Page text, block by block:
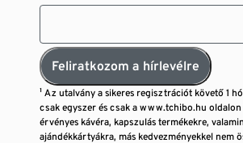
Feliratkozom a hírlevélre
¹ Az utalvány a sikeres regisztrációt követő 1
csak egyszer és csak a www.tchibo.hu
érvényes kávéra, kapszulás termékekre,
ajándékkártyákra, más kedvezményekkel nem